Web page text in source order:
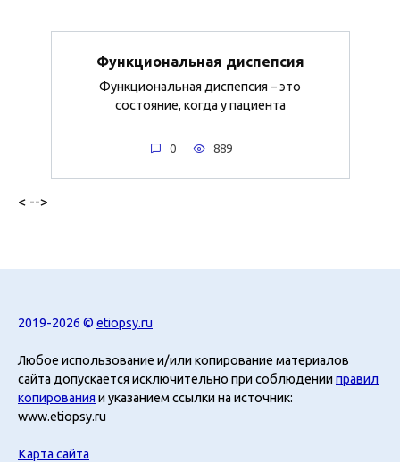
Функциональная диспепсия
Функциональная диспепсия – это
состояние, когда у пациента
0 889
< -->
2019-2026 © etiopsy.ru
Любое использование и/или копирование материалов
сайта допускается исключительно при соблюденииправил
копирования и указанием ссылки на источник:
www.etiopsy.ru
Карта сайта